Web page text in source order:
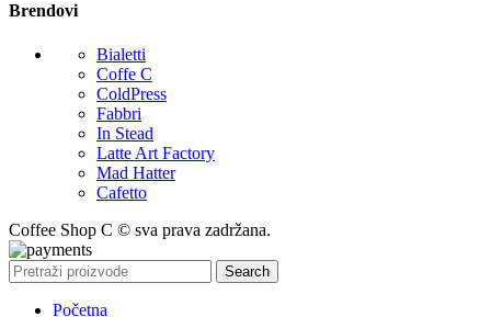
Brendovi
Bialetti
Coffe C
ColdPress
Fabbri
In Stead
Latte Art Factory
Mad Hatter
Cafetto
Coffee Shop C © sva prava zadržana.
Search
Početna